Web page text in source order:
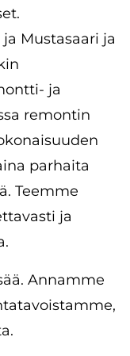
Mustasaari ja
ja
remontin
parhaita
Teemme
ja
Annamme